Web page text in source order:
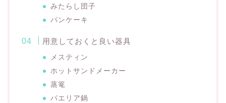
みたらし団子
パンケーキ
用意しておくと良い器具
メスティン
ホットサンドメーカー
蒸篭
パエリア鍋